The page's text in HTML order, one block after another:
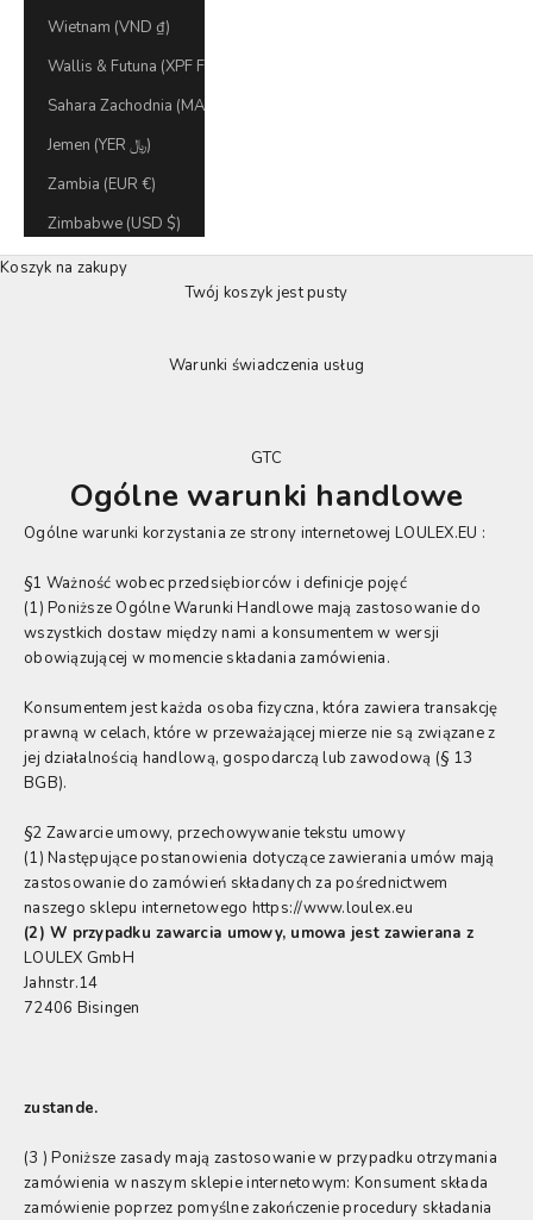
Wietnam (VND ₫)
Wallis & Futuna (XPF Fr)
Jemen (YER ﷼)
Zambia (EUR €)
Zimbabwe (USD $)
Koszyk na zakupy
Twój koszyk jest pusty
Warunki świadczenia usług
GTC
Ogólne warunki handlowe
Ogólne warunki korzystania ze strony internetowej LOULEX.EU :
§1 Ważność wobec przedsiębiorców i definicje pojęć
(1) Poniższe Ogólne Warunki Handlowe mają zastosowanie do
wszystkich dostaw między nami a konsumentem w wersji
obowiązującej w momencie składania zamówienia.
Konsumentem jest każda osoba fizyczna, która zawiera transakcję
prawną w celach, które w przeważającej mierze nie są związane z
jej działalnością handlową, gospodarczą lub zawodową (§ 13
BGB).
§2 Zawarcie umowy, przechowywanie tekstu umowy
(1) Następujące postanowienia dotyczące zawierania umów mają
zastosowanie do zamówień składanych za pośrednictwem
naszego sklepu internetowego https://www.loulex.eu
(2) W przypadku zawarcia umowy, umowa jest zawierana z
LOULEX GmbH
Jahnstr.14
72406 Bisingen
zustande.
(3 ) Poniższe zasady mają zastosowanie w przypadku otrzymania
zamówienia w naszym sklepie internetowym: Konsument składa
zamówienie poprzez pomyślne zakończenie procedury składania